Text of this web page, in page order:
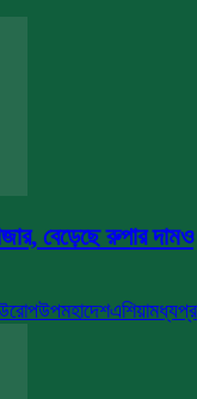
বেড়েছে রুপার দামও
উপমহাদেশএশিয়া